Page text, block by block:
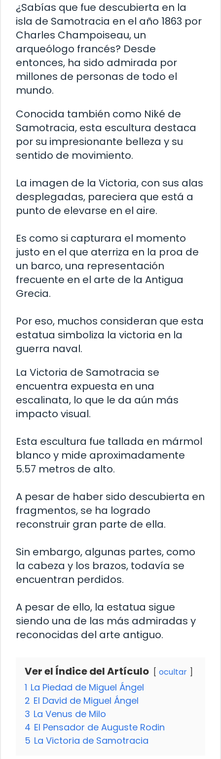
¿Sabías que fue descubierta en la
isla de Samotracia en el año 1863 por
Charles Champoiseau, un
arqueólogo francés? Desde
entonces, ha sido admirada por
millones de personas de todo el
mundo.
Conocida también como Niké de
Samotracia, esta escultura destaca
por su impresionante belleza y su
sentido de movimiento.
La imagen de la Victoria, con sus alas
desplegadas, pareciera que está a
punto de elevarse en el aire.
Es como si capturara el momento
justo en el que aterriza en la proa de
un barco, una representación
frecuente en el arte de la Antigua
Grecia.
Por eso, muchos consideran que esta
estatua simboliza la victoria en la
guerra naval.
La Victoria de Samotracia se
encuentra expuesta en una
escalinata, lo que le da aún más
impacto visual.
Esta escultura fue tallada en mármol
blanco y mide aproximadamente
5.57 metros de alto.
A pesar de haber sido descubierta en
fragmentos, se ha logrado
reconstruir gran parte de ella.
Sin embargo, algunas partes, como
la cabeza y los brazos, todavía se
encuentran perdidos.
A pesar de ello, la estatua sigue
siendo una de las más admiradas y
reconocidas del arte antiguo.
Ver el Índice del Artículo ocultar
1 La Piedad de Miguel Ángel
2 El David de Miguel Ángel
3 La Venus de Milo
4 El Pensador de Auguste Rodin
5 La Victoria de Samotracia